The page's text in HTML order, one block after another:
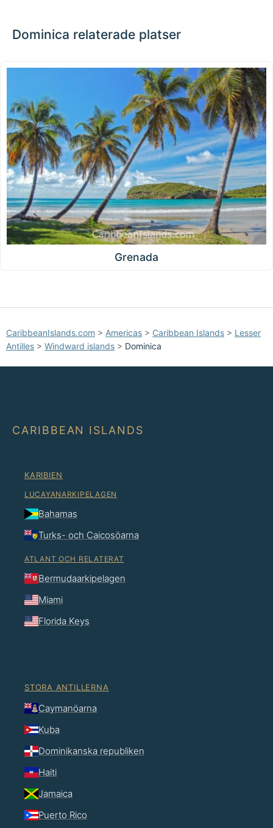
Dominica relaterade platser
Grenada
CaribbeanIslands.com > Americas > Caribbean Islands > Lesser
Antilles > Windward islands > Dominica
CARIBBEAN ISLANDS
KARIBIEN
LUCAYANARKIPELAGEN
Bahamas
Turks- och Caicosöarna
ATLANT OCH RELATERAT
Bermudaarkipelagen
Miami
Florida Keys
STORA ANTILLERNA
Caymanöarna
Kuba
Dominikanska republiken
Haiti
Jamaica
Puerto Rico